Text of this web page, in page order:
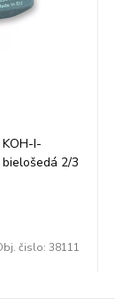
I-
bielošedá 2/3
snímacích
čislo: 38111